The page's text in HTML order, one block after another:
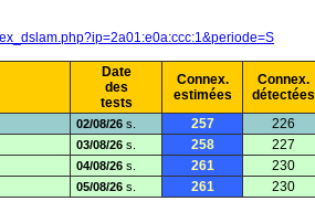
Date
des
tests
Connex.
estimées
Connex.
détectées
02/08/26 s. 257 226
03/08/26 s. 258 227
04/08/26 s. 261 230
05/08/26 s. 261 230